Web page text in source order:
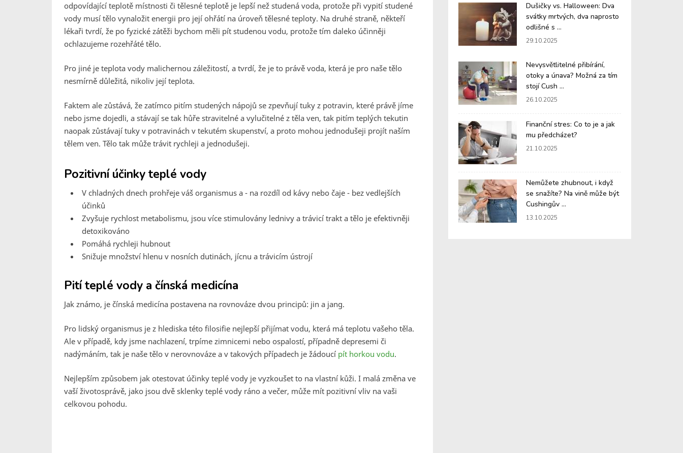
odpovídající teplotě místnosti či tělesné teplotě je lepší než studená voda, protože při vypití studené
vody musí tělo vynaložit energii pro její ohřátí na úroveň tělesné teploty. Na druhé straně, někteří
lékaři tvrdí, že po fyzické zátěži bychom měli pít studenou vodu, protože tím daleko účinněji
ochlazujeme rozehřáté tělo.
Pro jiné je teplota vody malichernou záležitostí, a tvrdí, že je to právě voda, která je pro naše tělo
nesmírně důležitá, nikoliv její teplota.
Faktem ale zůstává, že zatímco pitím studených nápojů se zpevňují tuky z potravin, které právě jíme
nebo jsme dojedli, a stávají se tak hůře stravitelné a vylučitelné z těla ven, tak pitím teplých tekutin
naopak zůstávají tuky v potravinách v tekutém skupenství, a proto mohou jednodušeji projít naším
tělem ven. Tělo tak může trávit rychleji a jednodušeji.
Pozitivní účinky teplé vody
V chladných dnech prohřeje váš organismus a - na rozdíl od kávy nebo čaje - bez vedlejších
účinků
Zvyšuje rychlost metabolismu, jsou více stimulovány lednivy a trávicí trakt a tělo je efektivněji
detoxikováno
Pomáhá rychleji hubnout
Snižuje množství hlenu v nosních dutinách, jícnu a trávicím ústrojí
Pití teplé vody a čínská medicína
Jak známo, je čínská medicína postavena na rovnováze dvou principů: jin a jang.
Pro lidský organismus je z hlediska této filosifie nejlepší přijímat vodu, která má teplotu vašeho těla.
Ale v případě, kdy jsme nachlazení, trpíme zimnicemi nebo ospalostí, případně depresemi či
nadýmáním, tak je naše tělo v nerovnováze a v takových případech je žádoucí pít horkou vodu.
Nejlepším způsobem jak otestovat účinky teplé vody je vyzkoušet to na vlastní kůži. I malá změna ve
vaší životosprávě, jako jsou dvě sklenky teplé vody ráno a večer, může mít pozitivní vliv na vaši
celkovou pohodu.
Dušičky vs. Halloween: Dva
svátky mrtvých, dva naprosto
odlišné s ...
29.10.2025
Nevysvětlitelné přibírání,
otoky a únava? Možná za tím
stojí Cush ...
26.10.2025
Finanční stres: Co to je a jak
mu předcházet?
21.10.2025
Nemůžete zhubnout, i když
se snažíte? Na vině může být
Cushingův ...
13.10.2025